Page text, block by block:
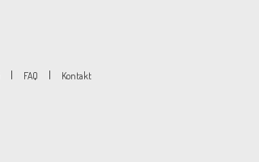
| FAQ | Kontakt